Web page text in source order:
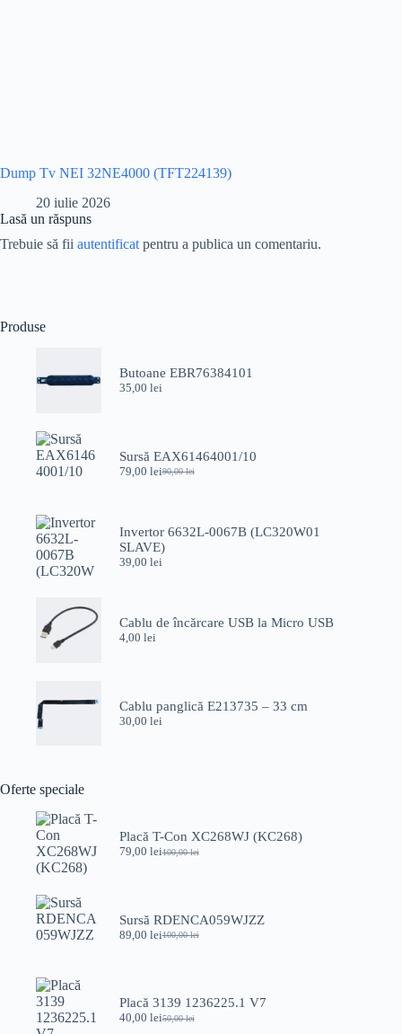
Dump Tv NEI 32NE4000 (TFT224139)
20 iulie 2026
Lasă un răspuns
Trebuie să fii autentificat pentru a publica un comentariu.
Produse
Butoane EBR76384101
35,00 lei
Sursă EAX61464001/10
90,00lei
Prețul
90,00 lei.
79,00 leiPrețul
Invertor 6632L-0067B (LC320W01
SLAVE)
39,00 lei
Cablu de încărcare USB la Micro USB
4,00 lei
Cablu panglică E213735 – 33 cm
30,00 lei
Oferte speciale
Placă T-Con XC268WJ (KC268)
100,00lei
Prețul
100,00 lei.
79,00 leiPrețul
Sursă RDENCA059WJZZ
100,00lei
Prețul
100,00 lei.
89,00 leiPrețul
Placă 3139 1236225.1 V7
50,00lei
Prețul
40,00 leiPrețul